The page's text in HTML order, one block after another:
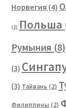
Норвегия (4)
(1) Польша
Румыния (8)
(3)
(3) Тайвань (2)
Филиппины (2)